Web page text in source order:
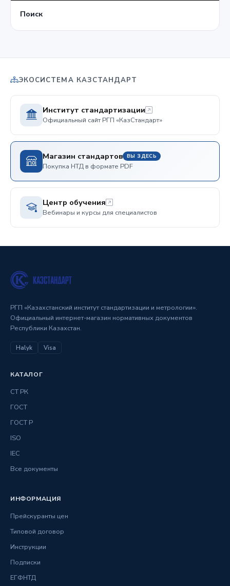
Поиск
ЭКОСИСТЕМА КАЗСТАНДАРТ
Институт стандартизации
Официальный сайт РГП «КазСтандарт»
Магазин стандартов ВЫ ЗДЕСЬ
Покупка НТД в формате PDF
Центр обучения
Вебинары и курсы для специалистов
РГП «Казахстанский институт стандартизации и метрологии».
Официальный интернет-магазин нормативных документов
Республики Казахстан.
Halyk Visa
КАТАЛОГ
СТ РК
ГОСТ
ГОСТ Р
ISO
IEC
Все документы
ИНФОРМАЦИЯ
Прейскуранты цен
Типовой договор
Инструкции
Подписки
ЕГФНТД